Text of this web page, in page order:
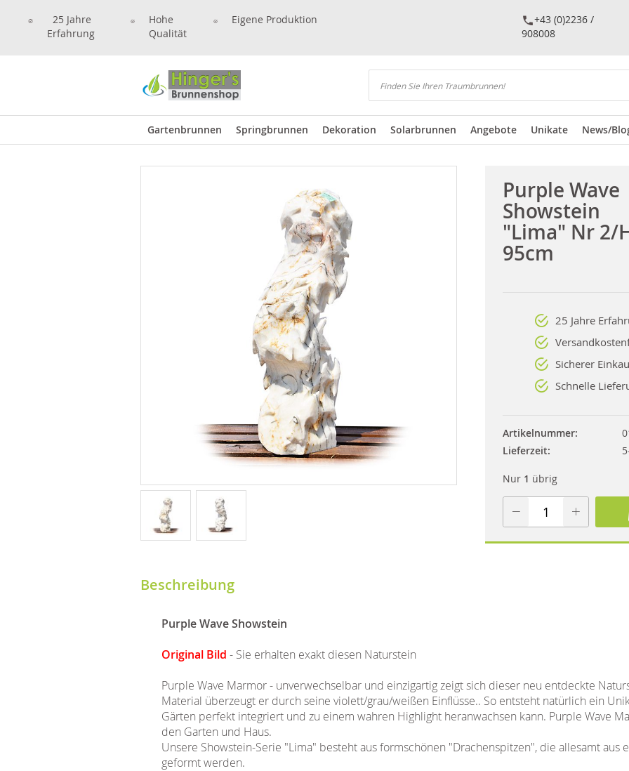
25 Jahre
Erfahrung
Hohe
Qualität
Eigene Produktion
+43 (0)2236 /
908008
Suchen
Gartenbrunnen Springbrunnen Dekoration Solarbrunnen Angebote Unikate News/
Purple Wave
Showstein
"Lima" Nr 2/
95cm
25 Jahre
Sicherer
Schnelle
Artikelnummer
Lieferzeit
Nur 1 übrig
Beschreibung
Purple Wave Showstein
Original Bild - Sie erhalten exakt diesen Naturstein
Purple Wave Marmor - unverwechselbar und einzigartig zeigt sich dieser neu entdeckte
Material überzeugt er durch seine violett/grau/weißen Einflüsse.. So entsteht natürlich ein
Gärten perfekt integriert und zu einem wahren Highlight heranwachsen kann. Purple Wave
den Garten und Haus.
Unsere Showstein-Serie "Lima" besteht aus formschönen "Drachenspitzen", die allesamt aus
geformt werden.